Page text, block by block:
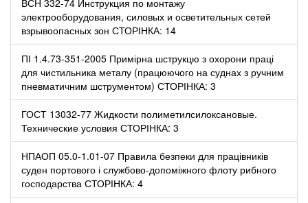
электрооборудования, силовых и осветительных сетей
взрывоопасных зон СТОРІНКА: 14
ПІ 1.4.73-351-2005 Примірна шструкцю з охорони праці
для чистильника металу (працюючого на суднах з ручним
пневматичним шструментом) СТОРІНКА: 3
ГОСТ 13032-77 Жидкости полиметилсилоксановые.
Технические условия СТОРІНКА: 3
НПАОП 05.0-1.01-07 Правила безпеки для працівників
суден портового і службово-допоміжного флоту рибного
господарства СТОРІНКА: 4